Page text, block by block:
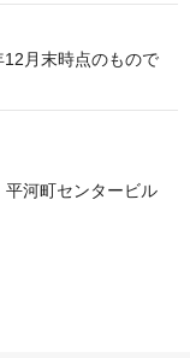
月末時点のもので
河町センタービル